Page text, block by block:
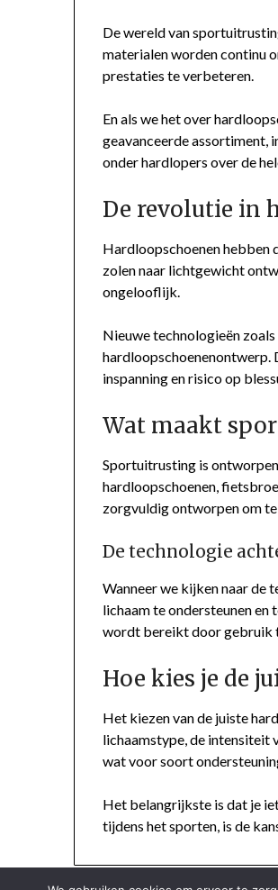
De wereld van
materialen worden continu
prestaties te verbeteren.
En als we het over
geavanceerde assortiment,
onder hardlopers over de
De revolutie in
Hardloopschoenen hebben
zolen naar lichtgewicht
ongelooflijk.
Nieuwe technologieën
hardloopschoenenontwerp.
inspanning en risico op
Wat maakt
Sportuitrusting is
hardloopschoenen,
zorgvuldig ontworpen om
De technologie
Wanneer we kijken naar de
lichaam te ondersteunen
wordt bereikt door gebruik
Hoe kies je de
Het kiezen van de juiste
lichaamstype, de intensiteit
wat voor soort
Het belangrijkste is dat je
tijdens het sporten, is de